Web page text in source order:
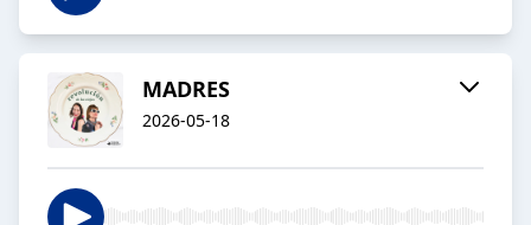
MADRES
2026-05-18